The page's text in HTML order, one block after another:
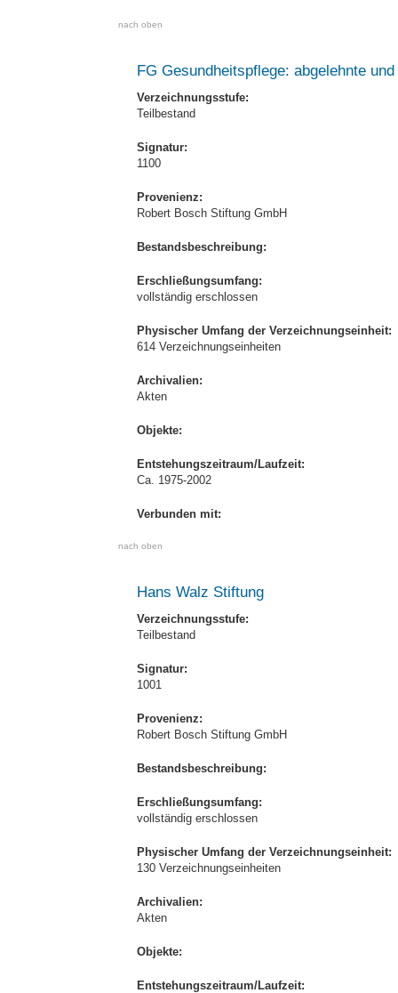
nach oben
FG Gesundheitspflege: abgelehnte
Verzeichnungsstufe:
Teilbestand
Signatur:
1100
Provenienz:
Robert Bosch Stiftung GmbH
Bestandsbeschreibung:
Erschließungsumfang:
vollständig erschlossen
Physischer Umfang der Verzeichnungseinheit:
614 Verzeichnungseinheiten
Archivalien:
Akten
Objekte:
Entstehungszeitraum/Laufzeit:
Ca. 1975-2002
Verbunden mit:
nach oben
Hans Walz Stiftung
Verzeichnungsstufe:
Teilbestand
Signatur:
1001
Provenienz:
Robert Bosch Stiftung GmbH
Bestandsbeschreibung:
Erschließungsumfang:
vollständig erschlossen
Physischer Umfang der Verzeichnungseinheit:
130 Verzeichnungseinheiten
Archivalien:
Akten
Objekte:
Entstehungszeitraum/Laufzeit: